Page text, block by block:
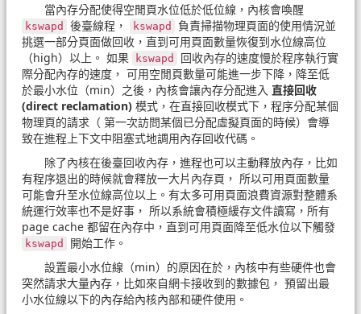
當內存分配使得空閒頁水位低於低位線，內核會喚醒
kswapd 後臺線程， kswapd
負責掃描物理頁面的使用情況並
挑選一部分頁面做回收，直到可用頁面數量恢復到水位線高位
（high）以上。 如果
kswapd
回收內存的速度慢於程序執行實
際分配內存的速度， 可用空閒頁數量可能進一步下降，降至低
於最小水位（min）之後，內核會讓內存分配進入 直接回收
(direct reclamation) 模式，在直接回收模式下，程序分配某個
物理頁的請求（ 第一次訪問某個已分配虛擬頁面的時候）會導
致在進程上下文中阻塞式地調用內存回收代碼。
除了內核在後臺回收內存，進程也可以主動釋放內存，比如
有程序退出的時候就會釋放一大片內存頁， 所以可用頁面數量
可能會升至水位線高位以上。有太多可用頁面浪費資源對整體系
統運行效率也不是好事， 所以系統會積極緩存文件讀寫，所有
page cache 都留在內存中，直到可用頁面降至低水位以下觸發
kswapd
開始工作。
設置最小水位線（min）的原因在於，內核中有些硬件也會
突然請求大量內存，比如來自網卡接收到的數據包， 預留出最
小水位線以下的內存給內核內部和硬件使用。